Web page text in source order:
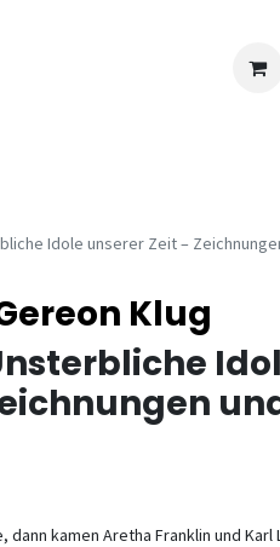
Idole unserer Zeit –
Klug
dann kamen Aretha Franklin und